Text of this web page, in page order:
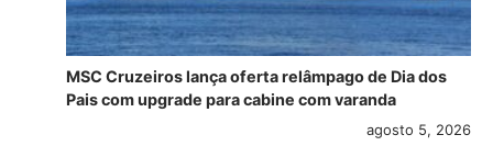
MSC Cruzeiros lança oferta relâmpago de Dia dos
Pais com upgrade para cabine com varanda
agosto 5, 2026